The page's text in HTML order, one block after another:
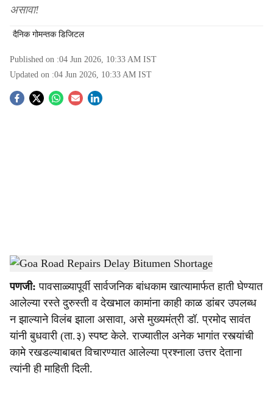
असावा!
दैनिक गोमन्तक डिजिटल
Published on :04 Jun 2026, 10:33 AM IST
Updated on :04 Jun 2026, 10:33 AM IST
S
a
r
e
Goa Road Repairs -Dainik Gomantak
पणजी: पावसाळ्यापूर्वी सार्वजनिक बांधकाम खात्यामार्फत हाती घेण्यात
आलेल्या रस्ते दुरुस्ती व देखभाल कामांना काही काळ डांबर उपलब्ध
न झाल्याने विलंब झाला असावा, असे मुख्यमंत्री डॉ. प्रमोद सावंत
यांनी बुधवारी (ता.३) स्पष्ट केले. राज्यातील अनेक भागांत रस्त्यांची
कामे रखडल्याबाबत विचारण्यात आलेल्या प्रश्नाला उत्तर देताना
त्यांनी ही माहिती दिली.